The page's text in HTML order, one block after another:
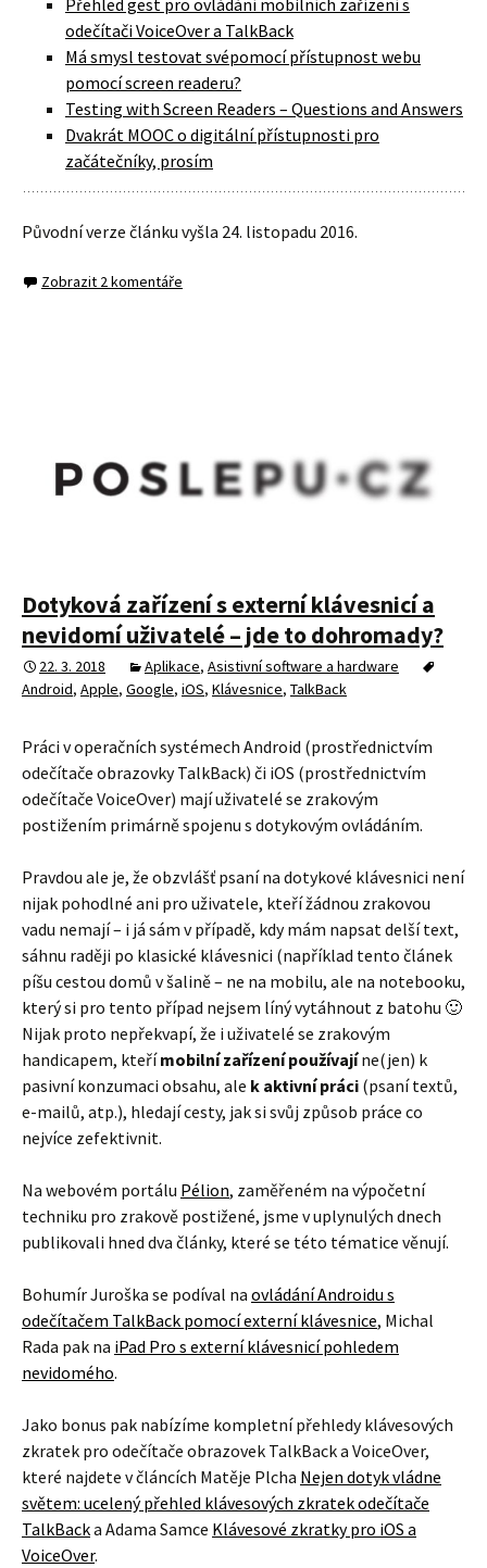
odečítači VoiceOver a TalkBack
Má smysl testovat svépomocí přístupnost webu
pomocí screen readeru?
Testing with Screen Readers – Questions and Answers
Dvakrát MOOC o digitální přístupnosti pro
začátečníky, prosím
Původní verze článku vyšla 24. listopadu 2016.
Zobrazit 2 komentáře
Dotyková zařízení s externí klávesnicí a
nevidomí uživatelé – jde to dohromady?
22. 3. 2018 Aplikace, Asistivní software a hardware
Android, Apple, Google, iOS, Klávesnice, TalkBack
Práci v operačních systémech Android (prostřednictvím
odečítače obrazovky TalkBack) či iOS (prostřednictvím
odečítače VoiceOver) mají uživatelé se zrakovým
postižením primárně spojenu s dotykovým ovládáním.
Pravdou ale je, že obzvlášť psaní na dotykové klávesnici není
nijak pohodlné ani pro uživatele, kteří žádnou zrakovou
vadu nemají – i já sám v případě, kdy mám napsat delší text,
sáhnu raději po klasické klávesnici (například tento článek
píšu cestou domů v šalině – ne na mobilu, ale na notebooku,
který si pro tento případ nejsem líný vytáhnout z batohu 🙂
Nijak proto nepřekvapí, že i uživatelé se zrakovým
handicapem, kteřímobilní zařízení používajíne(jen) k
pasivní konzumaci obsahu, ale k aktivní práci (psaní textů,
e-mailů, atp.), hledají cesty, jak si svůj způsob práce co
nejvíce zefektivnit.
Na webovém portálu Pélion, zaměřeném na výpočetní
techniku pro zrakově postižené, jsme v uplynulých dnech
publikovali hned dva články, které se této tématice věnují.
Bohumír Juroška se podíval na ovládání Androidu s
odečítačem TalkBack pomocí externí klávesnice, Michal
Rada pak na iPad Pro s externí klávesnicí pohledem
nevidomého.
Jako bonus pak nabízíme kompletní přehledy klávesových
zkratek pro odečítače obrazovek TalkBack a VoiceOver,
které najdete v článcích Matěje Plcha Nejen dotyk vládne
světem: ucelený přehled klávesových zkratek odečítače
TalkBacka Adama Samce Klávesové zkratky pro iOS a
VoiceOver.